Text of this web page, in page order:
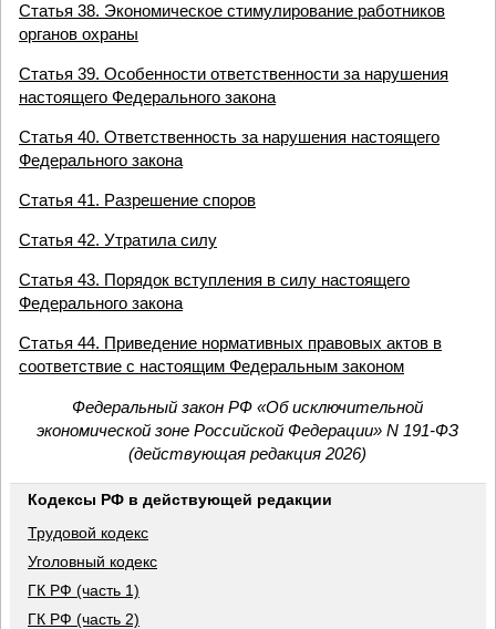
Статья 38. Экономическое стимулирование работников
органов охраны
Статья 39. Особенности ответственности за нарушения
настоящего Федерального закона
Статья 40. Ответственность за нарушения настоящего
Федерального закона
Статья 41. Разрешение споров
Статья 42. Утратила силу
Статья 43. Порядок вступления в силу настоящего
Федерального закона
Статья 44. Приведение нормативных правовых актов в
соответствие с настоящим Федеральным законом
Федеральный закон РФ «Об исключительной
экономической зоне Российской Федерации» N 191-ФЗ
(действующая редакция 2026)
Кодексы РФ в действующей редакции
Трудовой кодекс
Уголовный кодекс
ГК РФ (часть 1)
ГК РФ (часть 2)